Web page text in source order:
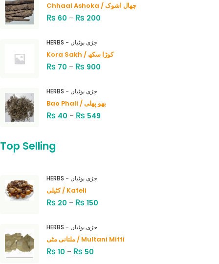
Chhaal Ashoka / چھال اشوک
₨ 60 – ₨ 200
HERBS - جڑی بوٹیاں
Kora Sakh / کوڑا سکھ
₨ 70 – ₨ 900
HERBS - جڑی بوٹیاں
Bao Phali / بھو پھلی
₨ 40 – ₨ 549
Top Selling
HERBS - جڑی بوٹیاں
کٹیلی / Kateli
₨ 20 – ₨ 150
HERBS - جڑی بوٹیاں
ملتانی مٹی / Multani Mitti
₨ 10 – ₨ 50